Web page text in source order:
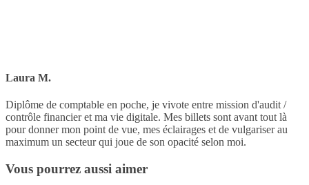
Laura M.
Diplôme de comptable en poche, je vivote entre mission d'audit /
contrôle financier et ma vie digitale. Mes billets sont avant tout là
pour donner mon point de vue, mes éclairages et de vulgariser au
maximum un secteur qui joue de son opacité selon moi.
Vous pourrez aussi aimer